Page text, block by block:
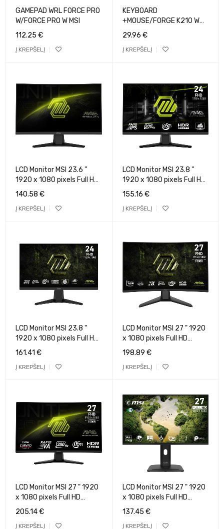
GAMEPAD WRL FORCE PRO
W/FORCE PRO W MSI
112.25 €
Į KREPŠELĮ
KEYBOARD
+MOUSE/FORGE K210 W
COMBO WHITE MSI
29.96 €
Į KREPŠELĮ
LCD Monitor MSI 23.6 "
1920 x 1080 pixels Full HD
Native aspect ratio 16:9
140.58 €
Į KREPŠELĮ
LCD Monitor MSI 23.8 "
1920 x 1080 pixels Full HD
Native aspect ratio 16:9
155.16 €
Į KREPŠELĮ
LCD Monitor MSI 23.8 "
1920 x 1080 pixels Full HD
Native aspect ratio 16:9
161.41 €
Į KREPŠELĮ
LCD Monitor MSI 27 " 1920
x 1080 pixels Full HD
Native aspect ratio 16:9
198.89 €
Į KREPŠELĮ
LCD Monitor MSI 27 " 1920
x 1080 pixels Full HD
Native aspect ratio 16:9
205.14€
Į KREPŠELĮ
LCD Monitor MSI 27 " 1920
x 1080 pixels Full HD
Native aspect ratio 16:9
PROMP275PGNE14
137.45 €
Į KREPŠELĮ